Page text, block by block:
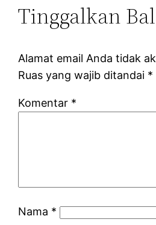
Tinggalkan
Alamat email Anda tidak
Ruas yang wajib ditandai *
Komentar *
Nama *